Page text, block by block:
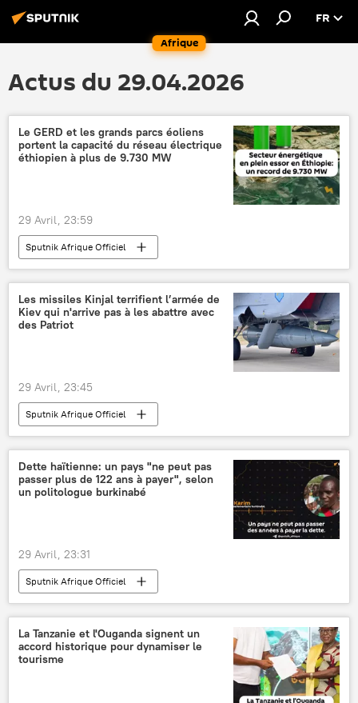
Afrique
FR
Actus du 29.04.2026
Le GERD et les grands parcs éoliens
portent la capacité du réseau électrique
éthiopien à plus de 9.730 MW
29 Avril, 23:59
Sputnik Afrique Officiel
Les missiles Kinjal terrifient l’armée de
Kiev qui n'arrive pas à les abattre avec
des Patriot
29 Avril, 23:45
Sputnik Afrique Officiel
Dette haïtienne: un pays "ne peut pas
passer plus de 122 ans à payer", selon
un politologue burkinabé
29 Avril, 23:31
Sputnik Afrique Officiel
La Tanzanie et l'Ouganda signent un
accord historique pour dynamiser le
tourisme